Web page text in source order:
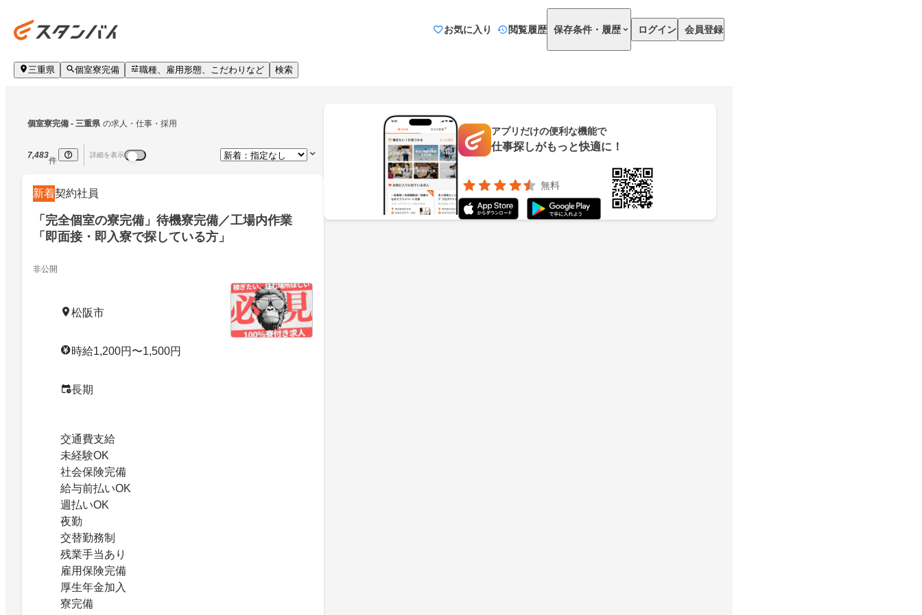
お気に入り 閲覧履歴 保存条件・履歴 ログイン 会員登録
三重県 個室寮完備 職種、雇用形態、こだわりなど 検索
個室寮完備 - 三重県 の求人・仕事・採用
7,483
件
詳細を表示
新着契約社員
「完全個室の寮完備」待機寮完備／工場内作業
「即面接・即入寮で探している方」
非公開
松阪市
時給1,200円〜1,500円
長期
交通費支給
未経験OK
社会保険完備
給与前払いOK
週払いOK
夜勤
交替勤務制
残業手当あり
雇用保険完備
厚生年金加入
寮完備
アプリだけの便利な機能で
仕事探しがもっと快適に！
無料